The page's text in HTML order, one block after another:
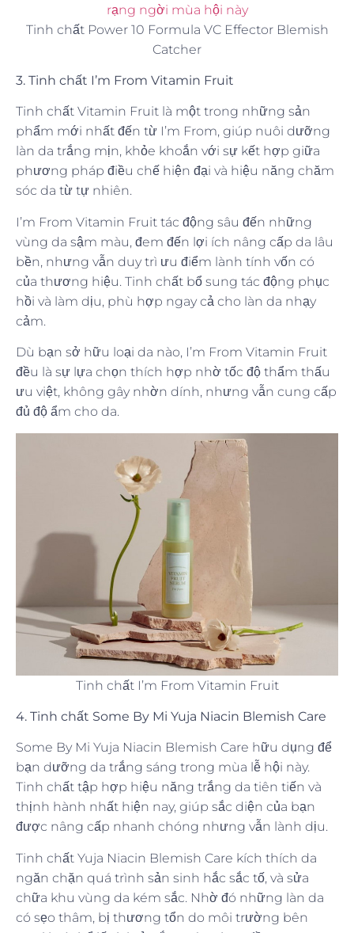
Tinh chất Power 10 Formula VC Effector Blemish
Catcher
3. Tinh chất I’m From Vitamin Fruit
Tinh chất Vitamin Fruit là một trong những sản
phẩm mới nhất đến từ I’m From, giúp nuôi dưỡng
làn da trắng mịn, khỏe khoắn với sự kết hợp giữa
phương pháp điều chế hiện đại và hiệu năng chăm
sóc da từ tự nhiên.
I’m From Vitamin Fruit tác động sâu đến những
vùng da sậm màu, đem đến lợi ích nâng cấp da lâu
bền, nhưng vẫn duy trì ưu điểm lành tính vốn có
của thương hiệu. Tinh chất bổ sung tác động phục
hồi và làm dịu, phù hợp ngay cả cho làn da nhạy
cảm.
Dù bạn sở hữu loại da nào, I’m From Vitamin Fruit
đều là sự lựa chọn thích hợp nhờ tốc độ thẩm thấu
ưu việt, không gây nhờn dính, nhưng vẫn cung cấp
đủ độ ẩm cho da.
Tinh chất I’m From Vitamin Fruit
4. Tinh chất Some By Mi Yuja Niacin Blemish Care
Some By Mi Yuja Niacin Blemish Care hữu dụng để
bạn dưỡng da trắng sáng trong mùa lễ hội này.
Tinh chất tập hợp hiệu năng trắng da tiên tiến và
thịnh hành nhất hiện nay, giúp sắc diện của bạn
được nâng cấp nhanh chóng nhưng vẫn lành dịu.
Tinh chất Yuja Niacin Blemish Care kích thích da
ngăn chặn quá trình sản sinh hắc sắc tố, và sửa
chữa khu vùng da kém sắc. Nhờ đó những làn da
có sẹo thâm, bị thương tổn do môi trường bên